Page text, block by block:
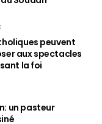
peuvent
aux spectacles
la foi
un pasteur